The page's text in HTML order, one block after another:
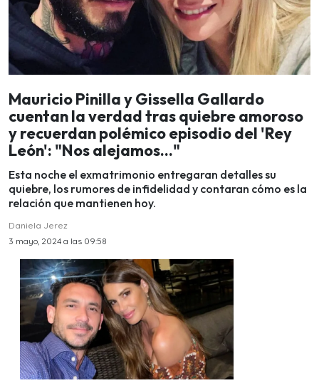
Mauricio Pinilla y Gissella Gallardo
cuentan la verdad tras quiebre amoroso
y recuerdan polémico episodio del 'Rey
León': "Nos alejamos..."
Esta noche el exmatrimonio entregaran detalles su
quiebre, los rumores de infidelidad y contaran cómo es la
relación que mantienen hoy.
Daniela Jerez
3 mayo, 2024 a las 09:58